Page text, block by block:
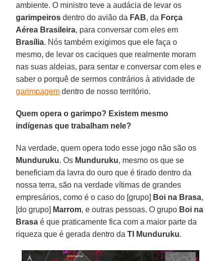
ambiente. O ministro teve a audácia de levar os
garimpeiros dentro do avião da FAB, da Força
Aérea Brasileira, para conversar com eles em
Brasília. Nós também exigimos que ele faça o
mesmo, de levar os caciques que realmente moram
nas suas aldeias, para sentar e conversar com eles e
saber o porquê de sermos contrários à atividade de
garimpagem dentro de nosso território.
Quem opera o garimpo? Existem mesmo
indígenas que trabalham nele?
Na verdade, quem opera todo esse jogo não são os
Munduruku. Os Munduruku, mesmo os que se
beneficiam da lavra do ouro que é tirado dentro da
nossa terra, são na verdade vítimas de grandes
empresários, como é o caso do [grupo] Boi na Brasa,
[do grupo] Marrom, e outras pessoas. O grupo Boi na
Brasa é que praticamente fica com a maior parte da
riqueza que é gerada dentro daTI Munduruku.